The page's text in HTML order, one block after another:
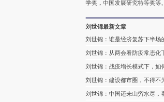
学奖，中国发展研究特等奖等。
刘世锦最新文章
刘世锦：谁是经济复苏下半场
刘世锦：从两会看防疫常态化
刘世锦：战疫增长模式下，如
刘世锦：建设都市圈，不得不
刘世锦：中国还未山穷水尽，